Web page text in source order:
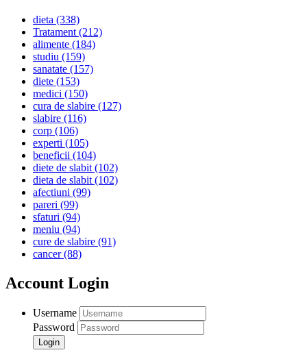
dieta (338)
Tratament(212)
alimente (184)
studiu (159)
sanatate (157)
diete (153)
medici (150)
cura de slabire (127)
slabire (116)
corp (106)
experti (105)
beneficii (104)
diete de slabit(102)
dieta de slabit(102)
afectiuni (99)
pareri (99)
sfaturi (94)
meniu (94)
cure de slabire (91)
cancer(88)
Account Login
Username
Password